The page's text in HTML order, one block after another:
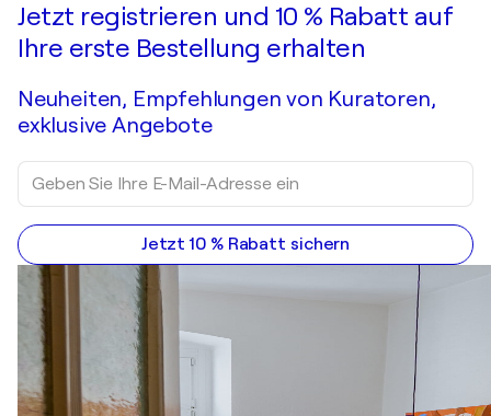
Auftragsarbeit anfragen
Jetzt registrieren und 10 % Rabatt auf
Ihre erste Bestellung erhalten
Neuheiten, Empfehlungen von Kuratoren,
exklusive Angebote
Jetzt 10 % Rabatt sichern